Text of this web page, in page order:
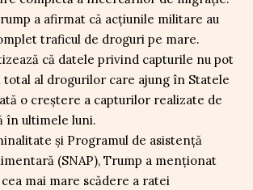
a afirmat că acțiunile militare au
traficul de droguri pe mare.
că datele privind capturile nu pot
total al drogurilor care ajung în Statele
o creștere a capturilor realizate de
în ultimele luni.
și Programul de asistență
(SNAP), Trump a menționat
mai mare scădere a ratei